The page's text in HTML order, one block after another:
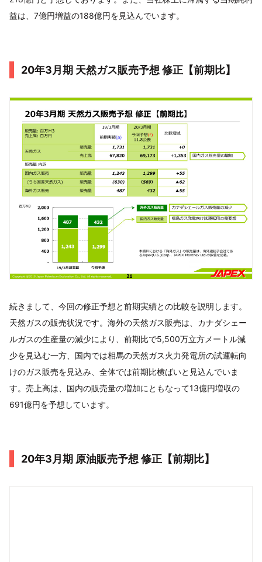
益は、7億円増益の188億円を見込んでいます。
20年3月期 天然ガス販売予想 修正【前期比】
続きまして、今回の修正予想と前期実績との比較を説明します。
天然ガスの販売状況です。海外の天然ガス販売は、カナダシェー
ルガスの生産量の減少により、前期比で5,500万立方メートル減
少を見込む一方、国内では相馬の天然ガス火力発電所の試運転向
けのガス販売を見込み、全体では前期比横ばいと見込んでいま
す。売上高は、国内の販売量の増加にともなって13億円増収の
691億円を予想しています。
20年3月期 原油販売予想 修正【前期比】